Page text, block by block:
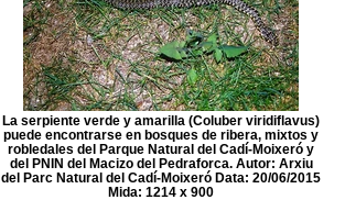
La serpiente verde y amarilla (Coluber viridiflavus)
puede encontrarse en bosques de ribera, mixtos y
robledales del Parque Natural del Cadí-Moixeró y
del PNIN del Macizo del Pedraforca. Autor: Arxiu
del Parc Natural del Cadí-Moixeró Data: 20/06/2015
Mida: 1214 x 900